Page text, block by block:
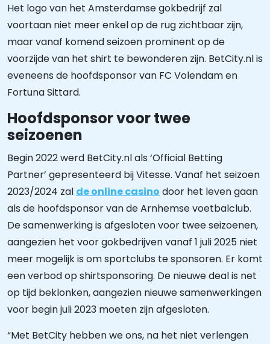
Het logo van het Amsterdamse gokbedrijf zal
voortaan niet meer enkel op de rug zichtbaar zijn,
maar vanaf komend seizoen prominent op de
voorzijde van het shirt te bewonderen zijn. BetCity.nl is
eveneens de hoofdsponsor van FC Volendam en
Fortuna Sittard.
Hoofdsponsor voor twee
seizoenen
Begin 2022 werd BetCity.nl als ‘Official Betting
Partner’ gepresenteerd bij Vitesse. Vanaf het seizoen
2023/2024 zal de online casino door het leven gaan
als de hoofdsponsor van de Arnhemse voetbalclub.
De samenwerking is afgesloten voor twee seizoenen,
aangezien het voor gokbedrijven vanaf 1 juli 2025 niet
meer mogelijk is om sportclubs te sponsoren. Er komt
een verbod op shirtsponsoring. De nieuwe deal is net
op tijd beklonken, aangezien nieuwe samenwerkingen
voor begin juli 2023 moeten zijn afgesloten.
“Met BetCity hebben we ons, na het niet verlengen